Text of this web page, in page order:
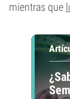
mientras que